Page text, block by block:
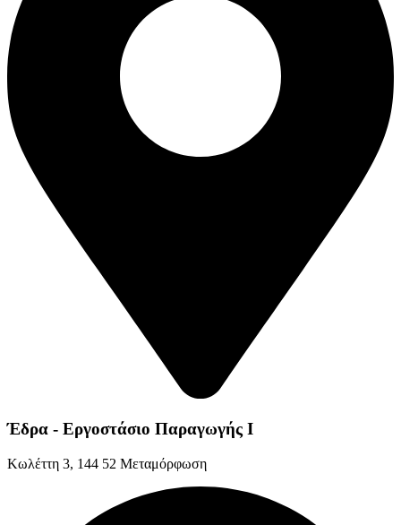
Έδρα - Εργοστάσιο Παραγωγής Ι
Kωλέττη 3, 144 52 Μεταμόρφωση